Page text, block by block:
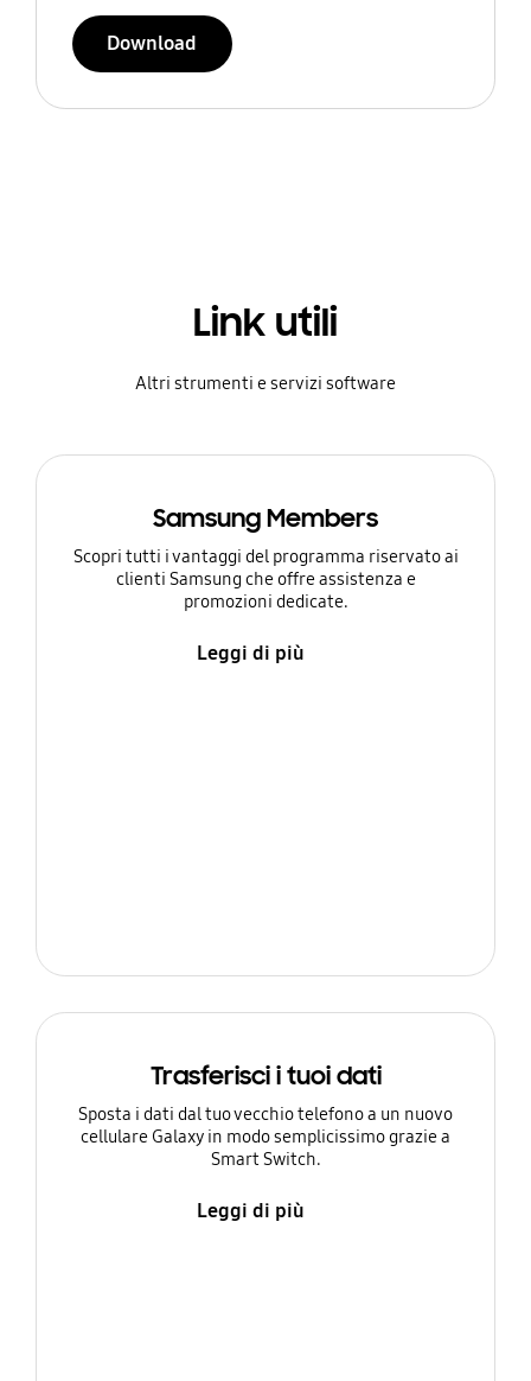
Download
Link utili
Altri strumenti e servizi software
Samsung Members
Scopri tutti i vantaggi del programma riservato ai
clienti Samsung che offre assistenza e
promozioni dedicate.
Leggi di più
Trasferisci i tuoi dati
Sposta i dati dal tuo vecchio telefono a un nuovo
cellulare Galaxy in modo semplicissimo grazie a
Smart Switch.
Leggi di più